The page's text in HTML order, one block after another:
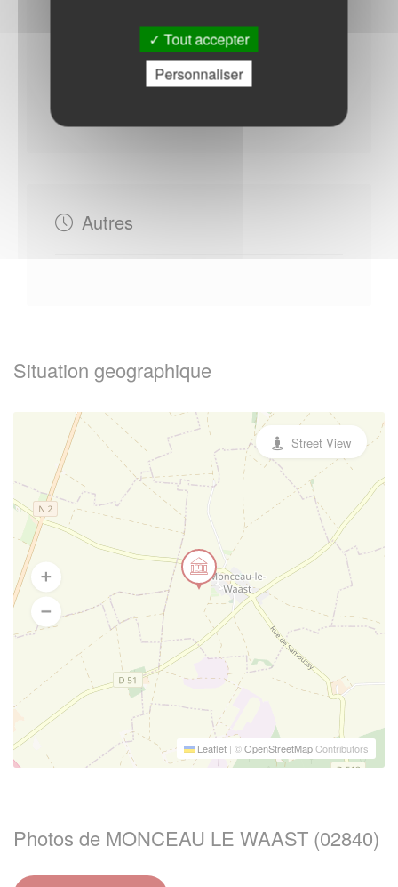
Mardi : - 10h00 à 12h00
Jeudi : - 10h00 à 12h00
Autres
Situation geographique
Leaflet | ©OpenStreetMapContributors
Street View
Photos de MONCEAU LE WAAST (02840)
Tout accepter
Personnaliser